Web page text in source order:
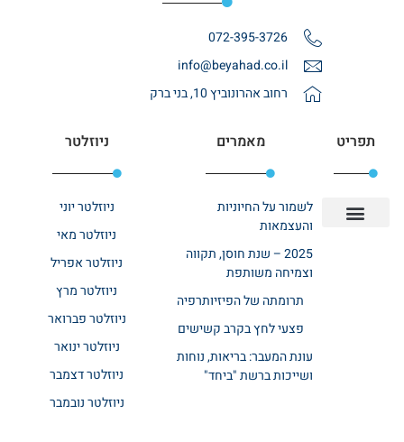
072-395-3726
info@beyahad.co.il
רחוב אהרונוביץ 10, בני ברק
תפריט מאמרים
לשמור על החיוניות
והעצמאות
2025 – שנת חוסן, תקווה
וצמיחה משותפת
תרומתה של הפיזיותרפיה
פצעי לחץ בקרב קשישים
עונת המעבר: בריאות, נוחות
ושייכות ברשת "ביחד"
ניוזלטר
ניוזלטר יוני
ניוזלטר מאי
ניוזלטר אפריל
ניוזלטר מרץ
ניוזלטר פברואר
ניוזלטר ינואר
ניוזלטר דצמבר
ניוזלטר נובמבר